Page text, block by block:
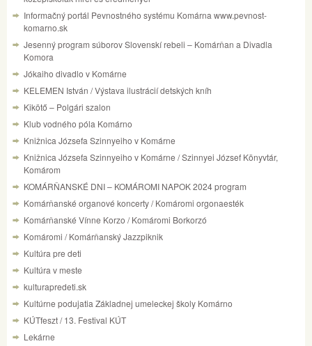
Informačný portál Pevnostného systému Komárna www.pevnost-
komarno.sk
Jesenný program súborov Slovenskí rebeli – Komárňan a Divadla
Komora
Jókaiho divadlo v Komárne
KELEMEN István / Výstava ilustrácií detských kníh
Kikötő – Polgári szalon
Klub vodného póla Komárno
Knižnica Józsefa Szinnyeiho v Komárne
Knižnica Józsefa Szinnyeiho v Komárne / Szinnyei József Könyvtár,
Komárom
KOMÁRŇANSKÉ DNI – KOMÁROMI NAPOK 2024 program
Komárňanské organové koncerty / Komáromi orgonaesték
Komárňanské Vínne Korzo / Komáromi Borkorzó
Komáromi / Komárňanský Jazzpiknik
Kultúra pre deti
Kultúra v meste
kulturapredeti.sk
Kultúrne podujatia Základnej umeleckej školy Komárno
KÚTfeszt / 13. Festival KÚT
Lekárne